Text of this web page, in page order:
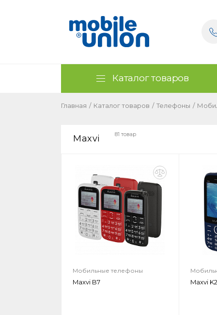
Каталог товаров
Главная / Каталог товаров / Телефоны /
Maxvi 81 товар
Мобильные телефоны
Maxvi B7 Maxvi